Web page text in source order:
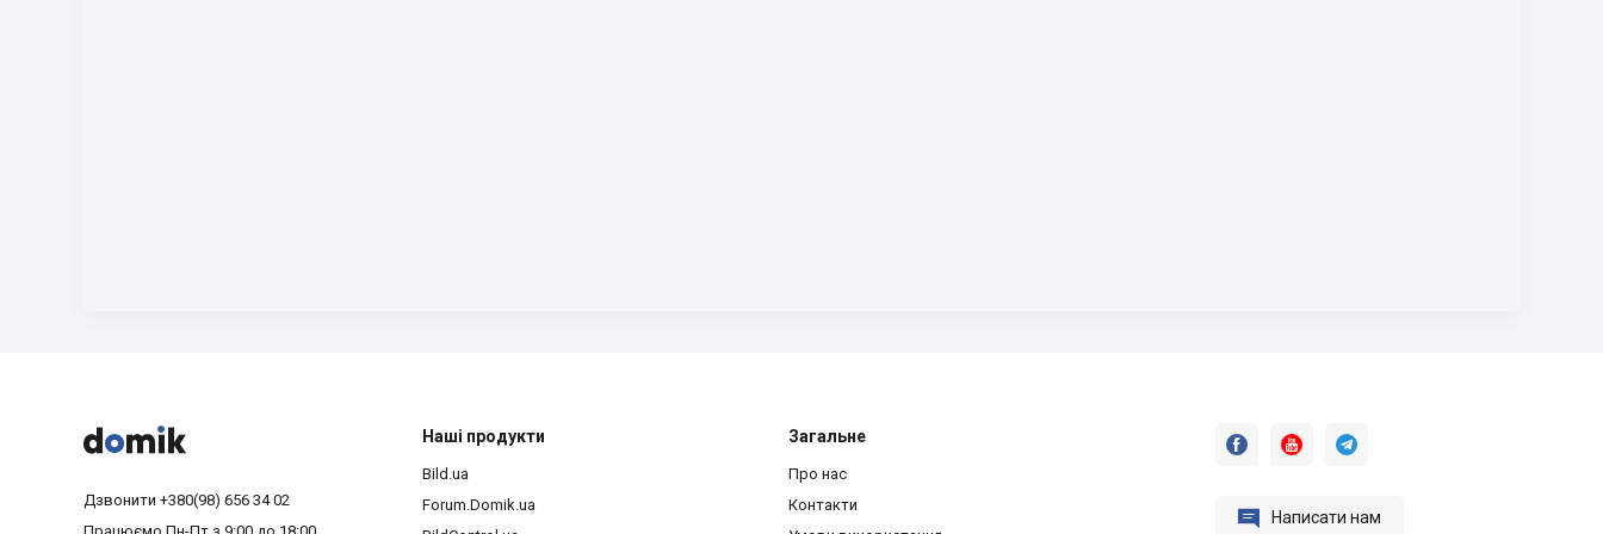



Дзвонити +380(98) 656 34 02
Працюємо Пн-Пт з 9:00 до 18:00
Наші продукти
Bild.ua
Forum.Domik.ua
Загальне
Про нас
Контакти
  
 Написати нам